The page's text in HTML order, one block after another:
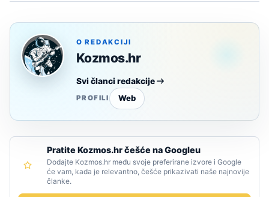
O REDAKCIJI
Kozmos.hr
Svi članci redakcije
PROFILI Web
Pratite Kozmos.hr češće na Googleu
Dodajte Kozmos.hr među svoje preferirane izvore i Google
će vam, kada je relevantno, češće prikazivati naše najnovije
članke.